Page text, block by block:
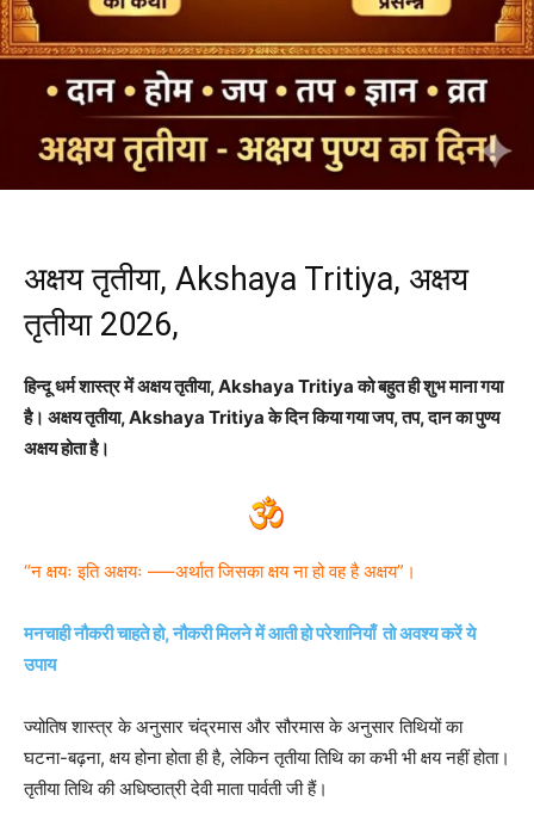
अक्षय तृतीया, Akshaya Tritiya, अक्षय
तृतीया 2026,
हिन्दू धर्म शास्त्र में अक्षय तृतीया, Akshaya Tritiya को बहुत ही शुभ माना गया
है। अक्षय तृतीया, Akshaya Tritiya के दिन किया गया जप, तप, दान का पुण्य
अक्षय होता है।
“न क्षयः इति अक्षयः —–अर्थात जिसका क्षय ना हो वह है अक्षय”।
मनचाही नौकरी चाहते हो, नौकरी मिलने में आती हो परेशानियाँ तो अवश्य करें ये
उपाय
ज्योतिष शास्त्र के अनुसार चंद्रमास और सौरमास के अनुसार तिथियों का
घटना-बढ़ना, क्षय होना होता ही है, लेकिन तृतीया तिथि का कभी भी क्षय नहीं होता।
तृतीया तिथि की अधिष्ठात्री देवी माता पार्वती जी हैं।